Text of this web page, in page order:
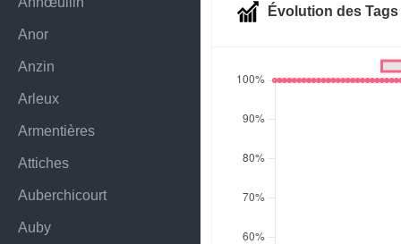
Anor
Anzin
Arleux
Armentières
Attiches
Auberchicourt
Auby
Évolution des